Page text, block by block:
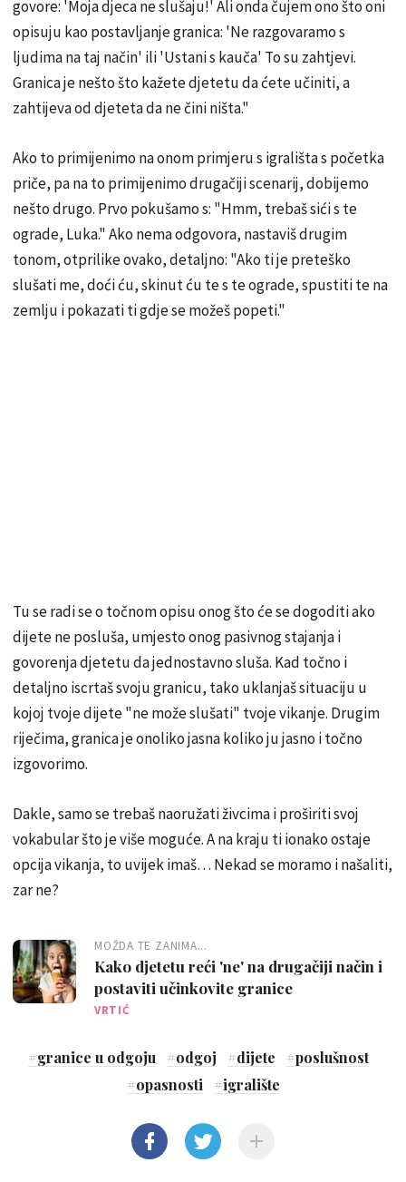
govore: 'Moja djeca ne slušaju!' Ali onda čujem ono što oni
opisuju kao postavljanje granica: 'Ne razgovaramo s
ljudima na taj način' ili 'Ustani s kauča' To su zahtjevi.
Granica je nešto što kažete djetetu da ćete učiniti, a
zahtijeva od djeteta da ne čini ništa."
Ako to primijenimo na onom primjeru s igrališta s početka
priče, pa na to primijenimo drugačiji scenarij, dobijemo
nešto drugo. Prvo pokušamo s: "Hmm, trebaš sići s te
ograde, Luka." Ako nema odgovora, nastaviš drugim
tonom, otprilike ovako, detaljno: "Ako ti je preteško
slušati me, doći ću, skinut ću te s te ograde, spustiti te na
zemlju i pokazati ti gdje se možeš popeti."
Tu se radi se o točnom opisu onog što će se dogoditi ako
dijete ne posluša, umjesto onog pasivnog stajanja i
govorenja djetetu da jednostavno sluša. Kad točno i
detaljno iscrtaš svoju granicu, tako uklanjaš situaciju u
kojoj tvoje dijete "ne može slušati" tvoje vikanje. Drugim
riječima, granica je onoliko jasna koliko ju jasno i točno
izgovorimo.
Dakle, samo se trebaš naoružati živcima i proširiti svoj
vokabular što je više moguće. A na kraju ti ionako ostaje
opcija vikanja, to uvijek imaš… Nekad se moramo i našaliti,
zar ne?
MOŽDA TE ZANIMA...
Kako djetetu reći 'ne' na drugačiji način i
postaviti učinkovite granice
VRTIĆ
#granice u odgoju #odgoj #dijete #poslušnost
#opasnosti #igralište